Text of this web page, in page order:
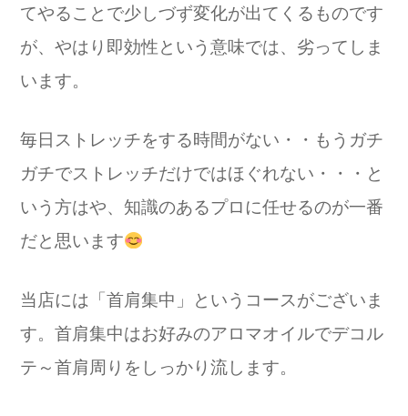
てやることで少しづず変化が出てくるものです
が、やはり即効性という意味では、劣ってしま
います。
毎日ストレッチをする時間がない・・もうガチ
ガチでストレッチだけではほぐれない・・・と
いう方はや、知識のあるプロに任せるのが一番
だと思います
当店には「首肩集中」というコースがございま
す。首肩集中はお好みのアロマオイルでデコル
テ～首肩周りをしっかり流します。